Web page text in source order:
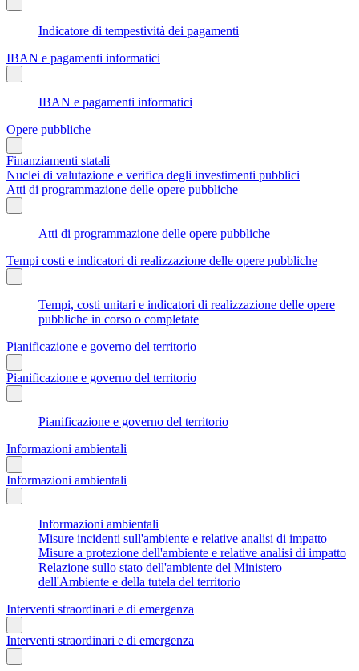
Indicatore di tempestività dei pagamenti
IBAN e pagamenti informatici
IBAN e pagamenti informatici
Opere pubbliche
Finanziamenti statali
Nuclei di valutazione e verifica degli investimenti pubblici
Atti di programmazione delle opere pubbliche
Atti di programmazione delle opere pubbliche
Tempi costi e indicatori di realizzazione delle opere pubbliche
Tempi, costi unitari e indicatori di realizzazione delle opere
pubbliche in corso o completate
Pianificazione e governo del territorio
Pianificazione e governo del territorio
Pianificazione e governo del territorio
Informazioni ambientali
Informazioni ambientali
Informazioni ambientali
Misure incidenti sull'ambiente e relative analisi di impatto
Misure a protezione dell'ambiente e relative analisi di impatto
Relazione sullo stato dell'ambiente del Ministero
dell'Ambiente e della tutela del territorio
Interventi straordinari e di emergenza
Interventi straordinari e di emergenza